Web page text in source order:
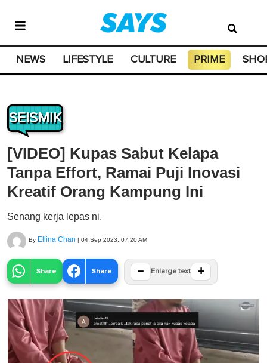
NEWS LIFESTYLE CULTURE PRIME
SEISMIK
[VIDEO] Kupas Sabut Kelapa
Tanpa Effort, Ramai Puji Inovasi
Kreatif Orang Kampung Ini
Senang kerja lepas ni.
By Ellina Chan | 04 Sep 2023, 07:20 AM
Share Share − Enlarge text +